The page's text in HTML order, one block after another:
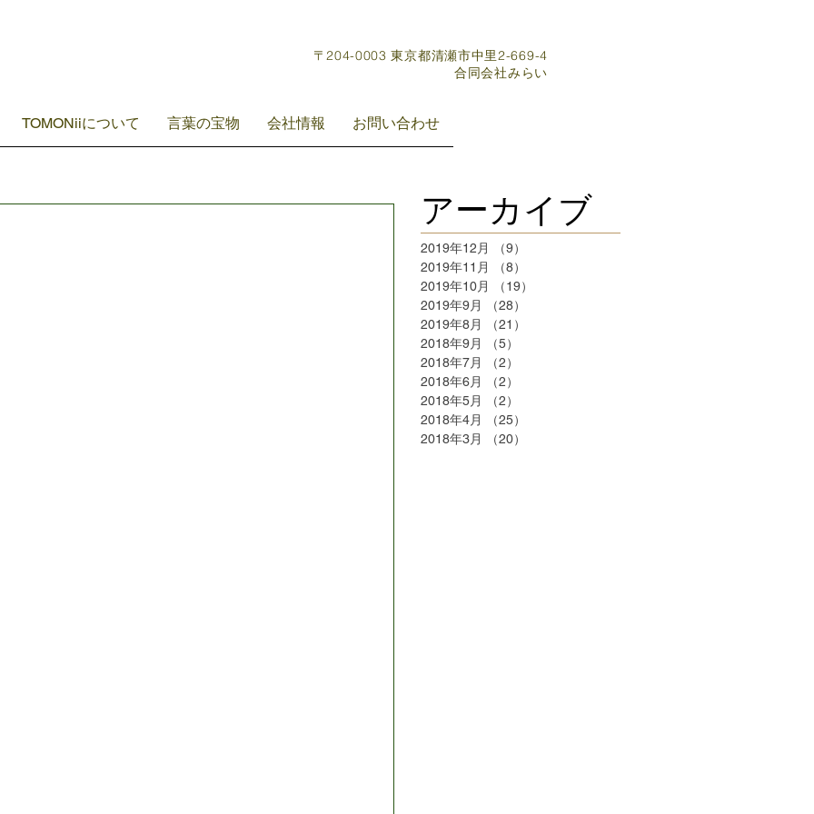
〒204-0003 東京都清瀬市中里2-669-4
​合同会社みらい
TOMONiiについて 言葉の宝物 会社情報 お問い合わせ
アーカイブ
2019年12月 （9）
2019年11月
（8）
2019年10月
（19）
2019年9月
（28）
2019年8月
（21）
2018年9月
（5）
2018年7月
（2）
2018年6月
（2）
2018年5月
（2）
2018年4月
（25）
2018年3月
（20）